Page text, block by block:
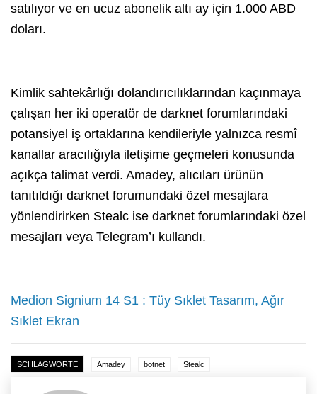
satılıyor ve en ucuz abonelik altı ay için 1.000 ABD
doları.
Kimlik sahtekârlığı dolandırıcılıklarından kaçınmaya
çalışan her iki operatör de darknet forumlarındaki
potansiyel iş ortaklarına kendileriyle yalnızca resmî
kanallar aracılığıyla iletişime geçmeleri konusunda
açıkça talimat verdi. Amadey, alıcıları ürünün
tanıtıldığı darknet forumundaki özel mesajlara
yönlendirirken Stealc ise darknet forumlarındaki özel
mesajları veya Telegram’ı kullandı.
Medion Signium 14 S1 : Tüy Sıklet Tasarım, Ağır
Sıklet Ekran
SCHLAGWORTE Amadey botnet Stealc